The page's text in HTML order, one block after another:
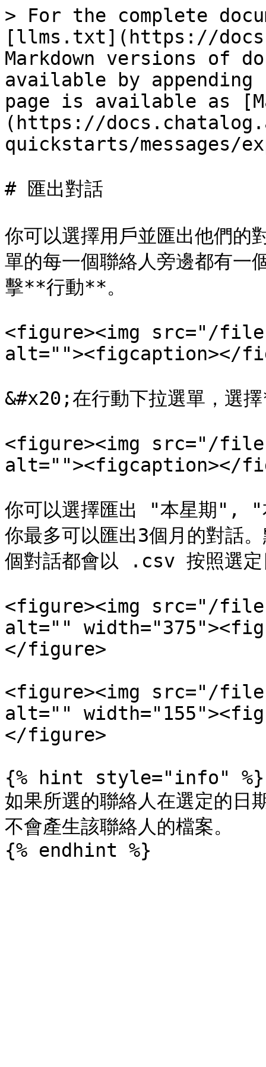
> For the complete
[llms.txt](https://
Markdown versions of
available by
page is available as
(https://
quickstarts/messages/
# 匯出對話
你可以選擇用戶並匯出他們的
單的每一個聯絡人旁邊都有一
擊**行動**。
<figure><img src="/files/
alt=""><figcaption></
&#x20;在行動下拉選單，選
<figure><img src="/files/
alt=""><figcaption></
你可以選擇匯出 "本星期",
你最多可以匯出3個月的對
個對話都會以 .csv 按照選定
<figure><img src="/files/
alt=""
</figure>
<figure><img src="/
alt=""
</figure>
{% hint style="info" %}
如果所選的聯絡人在選定的日
不會產生該聯絡人的檔案。